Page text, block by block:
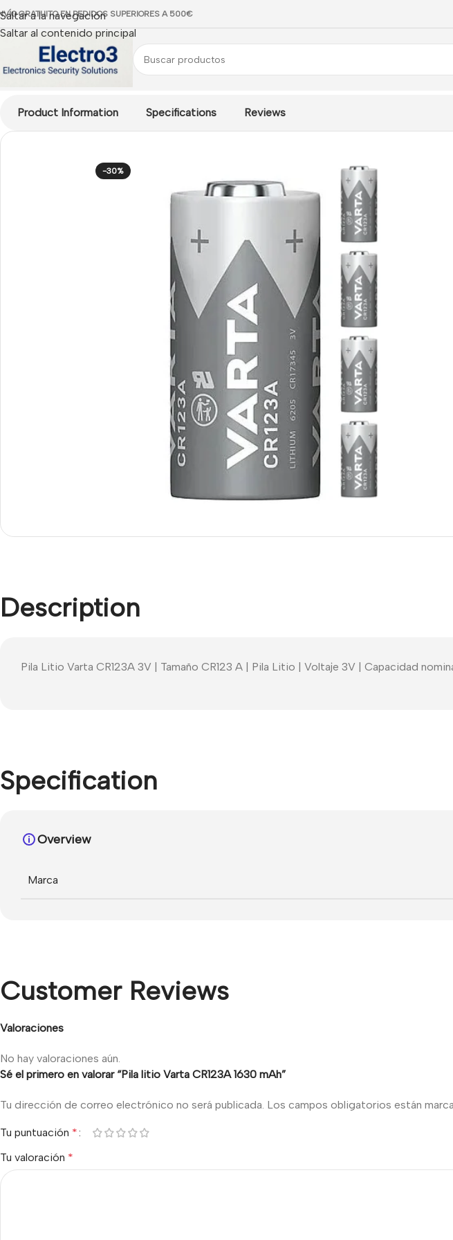
Saltar a la navegación
Saltar al contenido principal
GRATUITO EN PEDIDOS SUPERIORES A 500€
Product Information Specifications Reviews
-30%
Description
Pila Litio Varta CR123A 3V | Tamaño CR123 A | Pila Litio | Voltaje 3V | Capacidad
Specification
Overview
Marca
Customer Reviews
Valoraciones
No hay valoraciones aún.
Sé el primero en valorar “Pila litio Varta CR123A 1630 mAh”
Tu dirección de correo electrónico no será publicada. Los campos obligatorios están
Tu puntuación *
Tu valoración *